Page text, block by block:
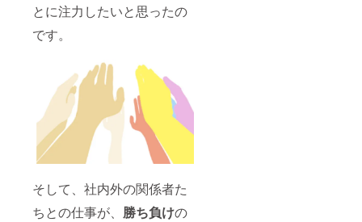
とに注力したいと思ったの
です。
そして、社内外の関係者た
ちとの仕事が、 勝ち負けの